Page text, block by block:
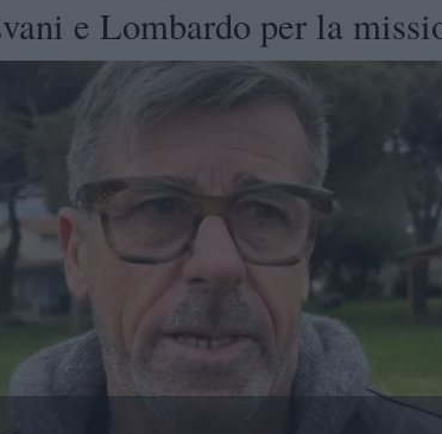
e Lombardo per la